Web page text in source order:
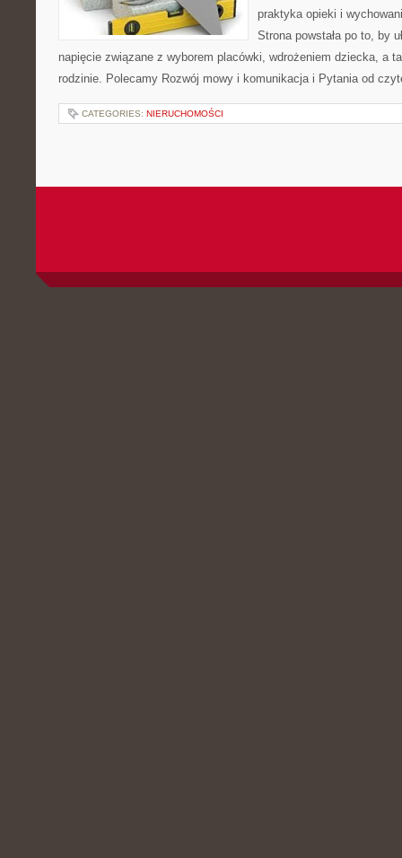
praktyka opieki i
Strona powstała po to, by
napięcie związane z wyborem placówki, wdrożeniem dziecka, a
rodzinie. Polecamy Rozwój mowy i komunikacja i Pytania od
CATEGORIES: NIERUCHOMOŚCI